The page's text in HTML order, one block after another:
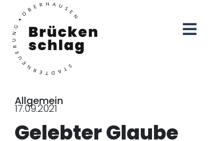
17.09.2021
Allgemein
Gelebter Glaube